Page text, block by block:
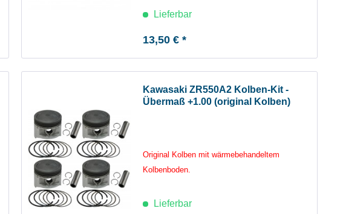
Lieferbar
13,50 € *
Kawasaki ZR550A2 Kolben-Kit -
Übermaß +1.00 (original Kolben)
Original Kolben mit wärmebehandeltem
Kolbenboden.
Lieferbar